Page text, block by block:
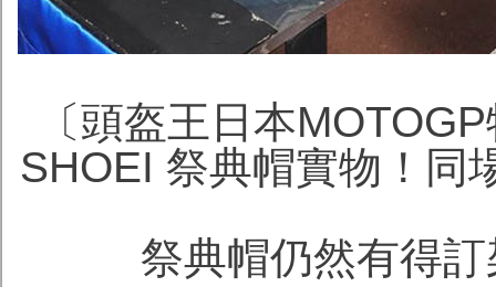
〔頭盔王日本
SHOEI 祭典帽實物！同
祭典帽仍然有得